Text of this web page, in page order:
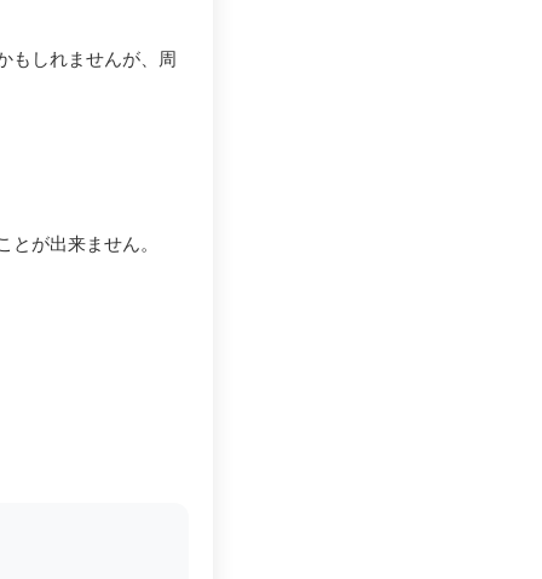
もしれませんが、周
が出来ません。